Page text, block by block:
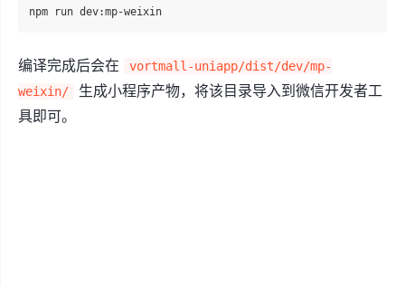
编译完成后会在
vortmall-uniapp/dist/dev/mp-
weixin/
生成小程序产物，将该目录导入到微信开发者工
具即可。